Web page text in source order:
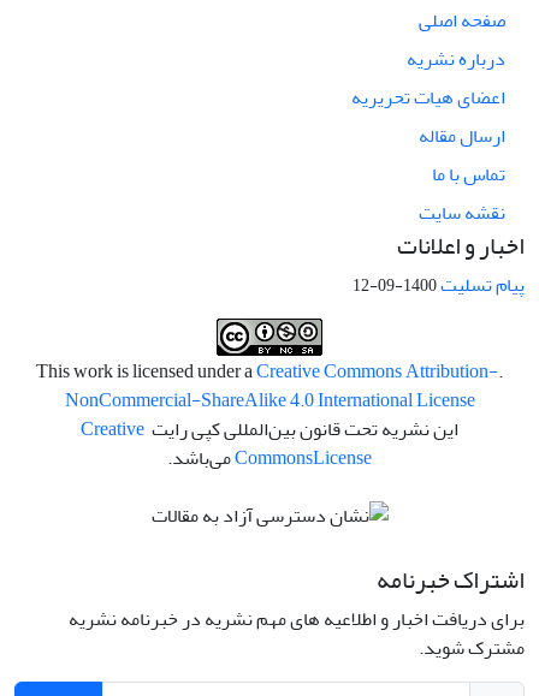
صفحه اصلی
درباره نشریه
اعضای هیات تحریریه
ارسال مقاله
تماس با ما
نقشه سایت
اخبار و اعلانات
پیام تسلیت1400-09-12
.This work is licensed under a
Creative Commons Attribution-
NonCommercial-ShareAlike 4.0 International License
این نشریه تحت قانون بین‌المللی کپی رایت Creative
CommonsLicense می‌باشد.
اشتراک خبرنامه
برای دریافت اخبار و اطلاعیه های مهم نشریه در خبرنامه نشریه
مشترک شوید.